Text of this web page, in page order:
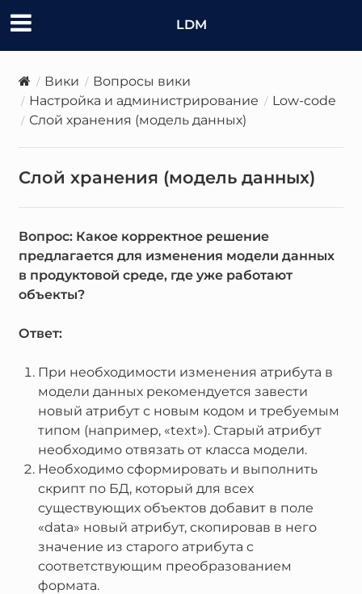
LDM
Вики
Вопросы вики
Настройка и администрирование
Low-code
Слой хранения (модель данных)
Слой хранения (модель данных)
Вопрос: Какое корректное решение
предлагается для изменения модели данных
в продуктовой среде, где уже работают
объекты?
Ответ:
При необходимости изменения атрибута в
модели данных рекомендуется завести
новый атрибут с новым кодом и требуемым
типом (например, «text»). Старый атрибут
необходимо отвязать от класса модели.
Необходимо сформировать и выполнить
скрипт по БД, который для всех
существующих объектов добавит в поле
«data» новый атрибут, скопировав в него
значение из старого атрибута с
соответствующим преобразованием
формата.